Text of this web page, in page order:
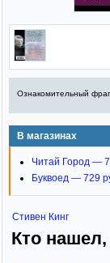
Ознакомительный
В магазинах
Читай Город —
Буквоед — 729
Стивен Кинг
Кто